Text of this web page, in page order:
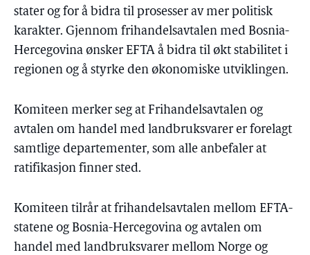
stater og for å bidra til prosesser av mer politisk
karakter. Gjennom frihandelsavtalen med Bosnia-
Hercegovina ønsker EFTA å bidra til økt stabilitet i
regionen og å styrke den økonomiske utviklingen.
Komiteen merker seg at Frihandelsavtalen og
avtalen om handel med landbruksvarer er forelagt
samtlige departementer, som alle anbefaler at
ratifikasjon finner sted.
Komiteen tilrår at frihandelsavtalen mellom EFTA-
statene og Bosnia-Hercegovina og avtalen om
handel med landbruksvarer mellom Norge og